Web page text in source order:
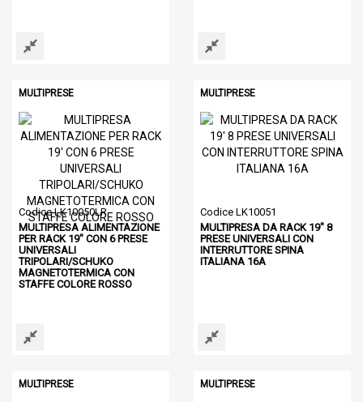
MULTIPRESE
Codice LK10050LR
MULTIPRESA ALIMENTAZIONE
PER RACK 19" CON 6 PRESE
UNIVERSALI
TRIPOLARI/SCHUKO
MAGNETOTERMICA CON
STAFFE COLORE ROSSO
MULTIPRESE
Codice LK10051
MULTIPRESA DA RACK 19" 8
PRESE UNIVERSALI CON
INTERRUTTORE SPINA
ITALIANA 16A
MULTIPRESE MULTIPRESE